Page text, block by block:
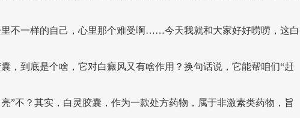
不一样的自己，心里那个难受啊……今天我就和大家好好唠唠，这白
囊，到底是个啥，它对白癜风又有啥作用？换句话说，它能帮咱们“赶
”不？其实，白灵胶囊，作为一款处方药物，属于非激素类药物，旨